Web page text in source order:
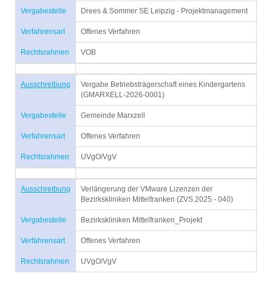
Vergabestelle Drees & Sommer SE Leipzig - Projektmanagement
Verfahrensart Offenes Verfahren
Rechtsrahmen VOB
Ausschreibung
Vergabe Betriebsträgerschaft eines Kindergartens
(GMARXELL-2026-0001)
Vergabestelle Gemeinde Marxzell
Verfahrensart Offenes Verfahren
Rechtsrahmen UVgO/VgV
Ausschreibung
Verlängerung der VMware Lizenzen der
Bezirkskliniken Mittelfranken (ZVS.2025 - 040)
Vergabestelle Bezirkskliniken Mittelfranken_Projekt
Verfahrensart Offenes Verfahren
Rechtsrahmen UVgO/VgV